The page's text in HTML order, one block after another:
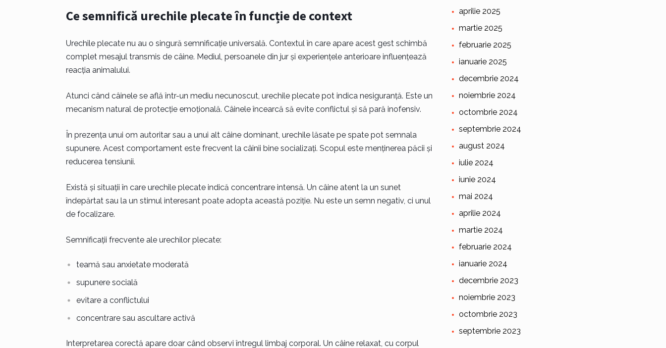
Ce semnifică urechile plecate în funcție de context
Urechile plecate nu au o singură semnificație universală. Contextul în care apare acest gest schimbă
complet mesajul transmis de câine. Mediul, persoanele din jur și experiențele anterioare influențează
reacția animalului.
Atunci când câinele se află într-un mediu necunoscut, urechile plecate pot indica nesiguranță. Este un
mecanism natural de protecție emoțională. Câinele încearcă să evite conflictul și să pară inofensiv.
În prezența unui om autoritar sau a unui alt câine dominant, urechile lăsate pe spate pot semnala
supunere. Acest comportament este frecvent la câinii bine socializați. Scopul este menținerea păcii și
reducerea tensiunii.
Există și situații în care urechile plecate indică concentrare intensă. Un câine atent la un sunet
îndepărtat sau la un stimul interesant poate adopta această poziție. Nu este un semn negativ, ci unul
de focalizare.
Semnificații frecvente ale urechilor plecate:
teamă sau anxietate moderată
supunere socială
evitare a conflictului
concentrare sau ascultare activă
Interpretarea corectă apare doar când observi întregul limbaj corporal. Un câine relaxat, cu corpul
aprilie 2025
martie 2025
februarie 2025
ianuarie 2025
decembrie 2024
noiembrie 2024
octombrie 2024
septembrie 2024
august 2024
iulie 2024
iunie 2024
mai 2024
aprilie 2024
martie 2024
februarie 2024
ianuarie 2024
decembrie 2023
noiembrie 2023
octombrie 2023
septembrie 2023